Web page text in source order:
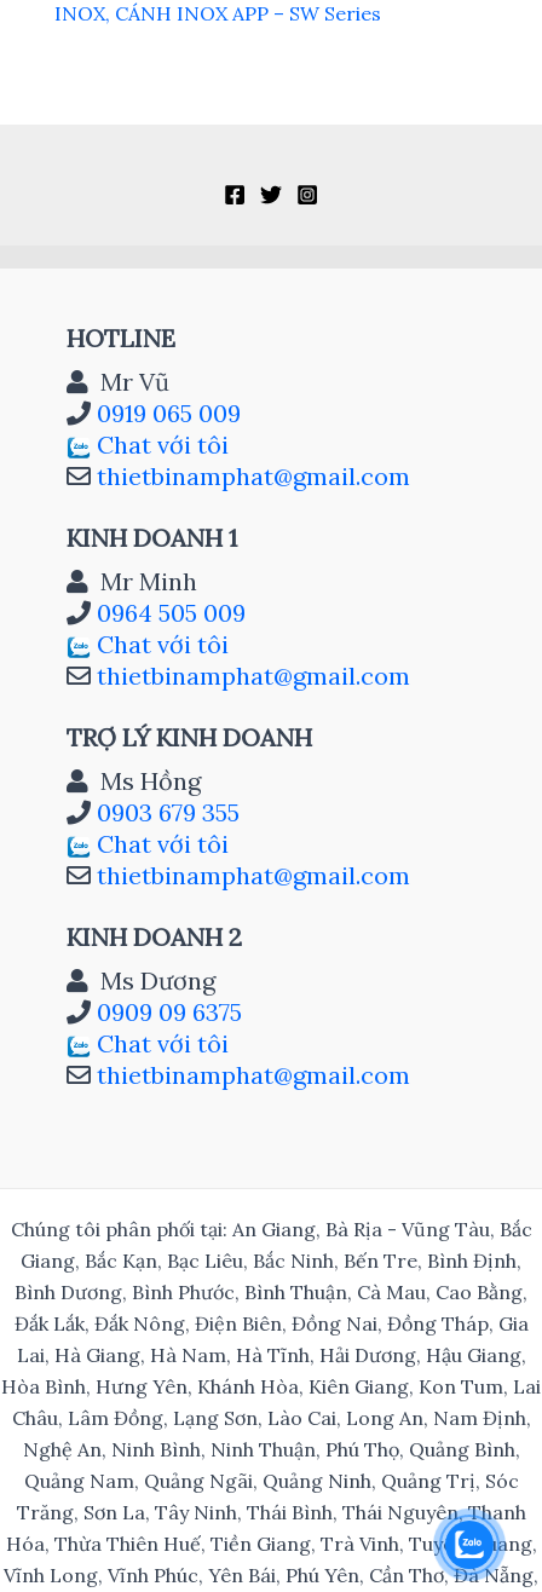
INOX, CÁNH INOX APP – SW Series
HOTLINE
Mr Vũ
0919 065 009
Chat với tôi
thietbinamphat@gmail.com
KINH DOANH 1
Mr Minh
0964 505 009
Chat với tôi
thietbinamphat@gmail.com
TRỢ LÝ KINH DOANH
Ms Hồng
0903 679 355
Chat với tôi
thietbinamphat@gmail.com
KINH DOANH 2
Ms Dương
0909 09 6375
Chat với tôi
thietbinamphat@gmail.com
Chúng tôi phân phối tại: An Giang, Bà Rịa - Vũng Tàu, Bắc
Giang, Bắc Kạn, Bạc Liêu, Bắc Ninh, Bến Tre, Bình Định,
Bình Dương, Bình Phước, Bình Thuận, Cà Mau, Cao Bằng,
Đắk Lắk, Đắk Nông, Điện Biên, Đồng Nai, Đồng Tháp, Gia
Lai, Hà Giang, Hà Nam, Hà Tĩnh, Hải Dương, Hậu Giang,
Hòa Bình, Hưng Yên, Khánh Hòa, Kiên Giang, Kon Tum, Lai
Châu, Lâm Đồng, Lạng Sơn, Lào Cai, Long An, Nam Định,
Nghệ An, Ninh Bình, Ninh Thuận, Phú Thọ, Quảng Bình,
Quảng Nam, Quảng Ngãi, Quảng Ninh, Quảng Trị, Sóc
Trăng, Sơn La, Tây Ninh, Thái Bình, Thái Nguyên, Thanh
Hóa, Thừa Thiên Huế, Tiền Giang, Trà Vinh, Tuyên Quang,
Vĩnh Long, Vĩnh Phúc, Yên Bái, Phú Yên, Cần Thơ, Đà Nẵng,